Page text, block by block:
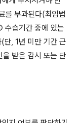
를 부과된다(최임법
수습기간 중에 있는
(단, 1년 미만 기간 근
받은 감시 또는 단